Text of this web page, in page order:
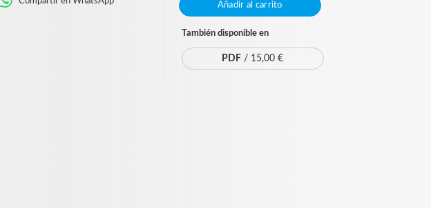
Añadir al carrito
También disponible en
PDF / 15,00 €